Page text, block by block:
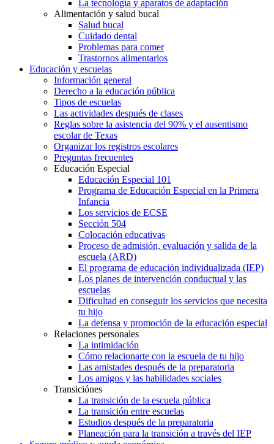
La tecnología y aparatos de adaptación
Alimentación y salud bucal
Salud bucal
Cuidado dental
Problemas para comer
Trastornos alimentarios
Educación y escuelas
Información general
Derecho a la educación pública
Tipos de escuelas
Las actividades después de clases
Reglas sobre la asistencia del 90% y el ausentismo
escolar de Texas
Organizar los registros escolares
Preguntas frecuentes
Educación Especial
Educación Especial 101
Programa de Educación Especial en la Primera
Infancia
Los servicios de ECSE
Sección 504
Colocación educativas
Proceso de admisión, evaluación y salida de la
escuela (ARD)
El programa de educación individualizada (IEP)
Los planes de intervención conductual y las
escuelas
Dificultad en conseguir los servicios que necesita
tu hijo
La defensa y promoción de la educación especial
Relaciones personales
La intimidación
Cómo relacionarte con la escuela de tu hijo
Las amistades después de la preparatoria
Los amigos y las habilidades sociales
Transiciónes
La transición de la escuela pública
La transición entre escuelas
Estudios después de la preparatoria
Planeación para la transición a través del IEP